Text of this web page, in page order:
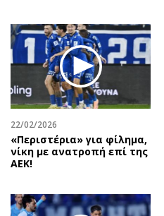
22/02/2026
«Περιστέρια» για φίλημα,
νίκη με ανατροπή επί της
ΑΕΚ!